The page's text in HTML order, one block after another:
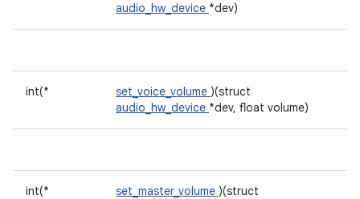
audio_hw_device *dev)
int(* set_voice_volume )(struct
audio_hw_device *dev, float volume)
int(* set_master_volume )(struct